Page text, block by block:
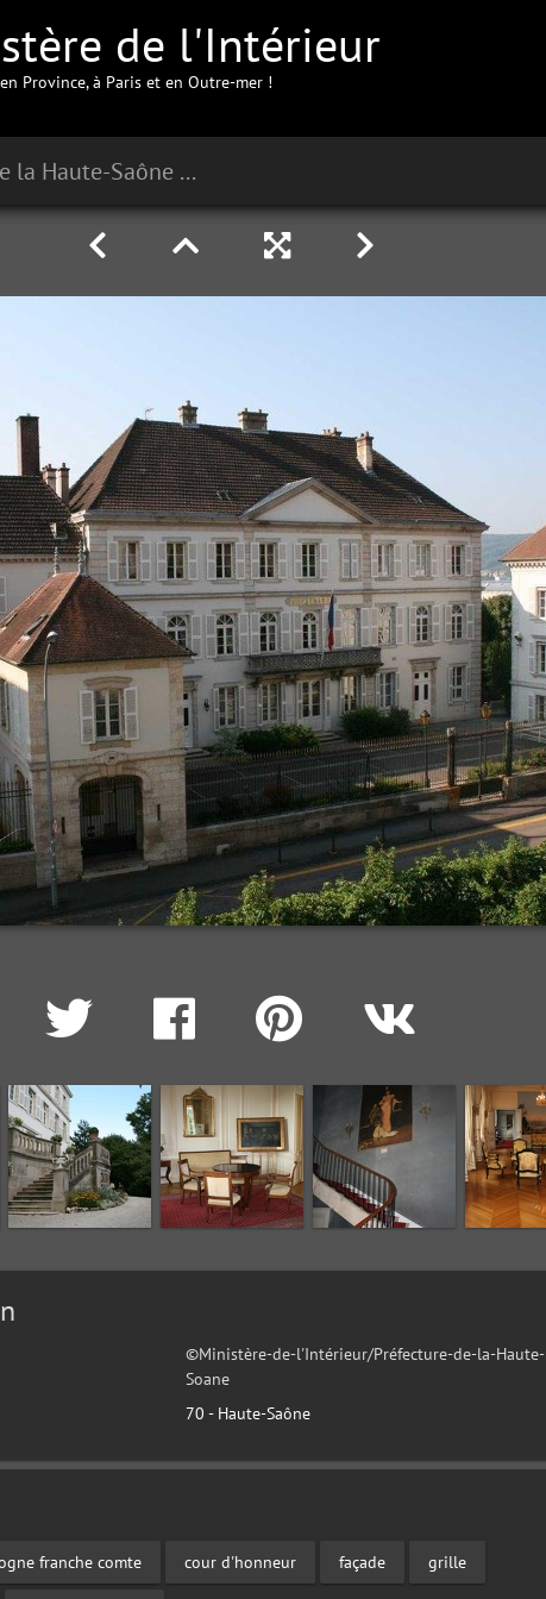
de l'Intérieur
Province, à Paris et en Outre-mer !
Préfecture de la Haute-Saône à Vesoul
©Ministère-de-l'Intérieur/Préfecture-de-la-Haute-
Soane
70 - Haute-Saône
franche comte cour d'honneur façade grille